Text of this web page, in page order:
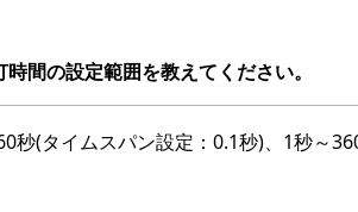
間の設定範囲を教えてください。
秒(タイムスパン設定：0.1秒)、1秒～